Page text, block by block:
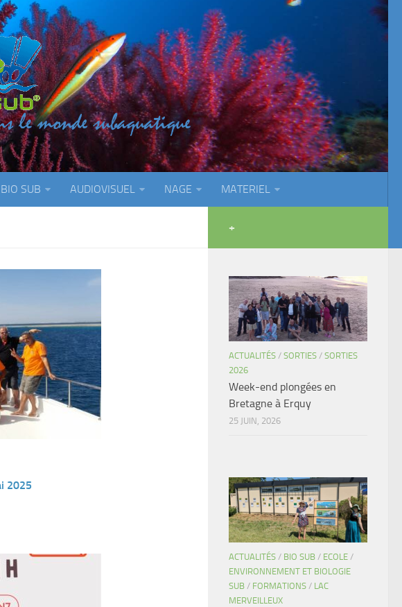
BIO SUB AUDIOVISUEL NAGE MATERIEL
2025
+
ACTUALITÉS / SORTIES / SORTIES
2026
Week-end plongées en
Bretagne à Erquy
25 JUIN, 2026
ACTUALITÉS / BIO SUB / ECOLE /
ENVIRONNEMENT ET BIOLOGIE
SUB / FORMATIONS / LAC
MERVEILLEUX